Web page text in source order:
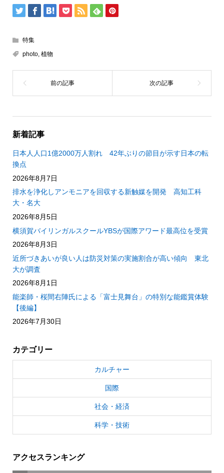
特集
photo, 植物
新着記事
日本人人口1億2000万人割れ 42年ぶりの節目が示す日本の転
換点
2026年8月7日
排水を浄化しアンモニアを回収する新触媒を開発 高知工科
大・名大
2026年8月5日
横須賀バイリンガルスクールYBSが国際アワード最高位を受賞
2026年8月3日
近所づきあいが良い人は防災対策の実施割合が高い傾向 東北
大が調査
2026年8月1日
能楽師・桜間右陣氏による「富士見舞台」の特別な能鑑賞体験
【後編】
2026年7月30日
カテゴリー
カルチャー
国際
社会・経済
科学・技術
アクセスランキング